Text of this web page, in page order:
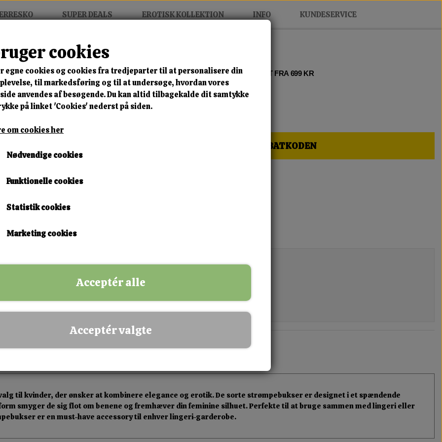
SUPER DEALS EROTISK KOLLEKTION INFO KUNDESERVICE
MIX FRIT • KØB 3 BETAL FOR 2 • FRI FRAGT FRA 699 KR
Stockings
🎁 SPAR 10 % – KLIK HER OG FÅ RABATKODEN
199,00 kr.
Leveringstid:
Omgående Levering
✅ Hurtig levering
til kvinder, der ønsker at kombinere elegance og erotik. De sorte strømpebukser er designet i et spændende
smyger de sig flot om benene og fremhæver din feminine silhuet. Perfekte til at bruge sammen med lingeri eller
er en must-have accessory til enhver lingeri-garderobe.
cookies
egne cookies og cookies fra tredjeparter til at personalisere din
til markedsføring og til at undersøge, hvordan vores
anvendes af besøgende. Du kan altid tilbagekalde dit samtykke
på linket 'Cookies' nederst på siden.
om cookies her
Nødvendige cookies
Funktionelle cookies
Statistik cookies
Marketing cookies
Acceptér alle
Acceptér valgte